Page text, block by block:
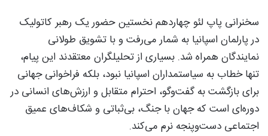
سخنرانی پاپ لئو چهاردهم نخستین حضور یک رهبر کاتولیک
در پارلمان اسپانیا به شمار می‌رفت و با تشویق طولانی
نمایندگان همراه شد. بسیاری از تحلیلگران معتقدند این پیام،
تنها خطاب به سیاستمداران اسپانیا نبود، بلکه فراخوانی جهانی
برای بازگشت به گفت‌وگو، احترام متقابل و ارزش‌های انسانی در
دوره‌ای است که جهان با جنگ، بی‌ثباتی و شکاف‌های عمیق
اجتماعی دست‌وپنجه نرم می‌کند.